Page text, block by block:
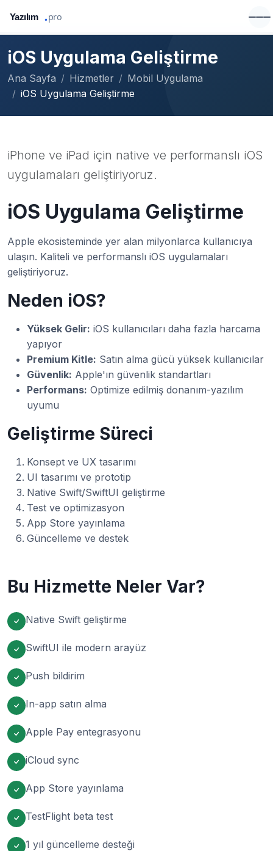
iOS Uygulama Geliştirme
Ana Sayfa Hizmetler
Mobil Uygulama
iOS Uygulama Geliştirme
iPhone ve iPad için native ve performanslı iOS
uygulamaları geliştiriyoruz.
iOS Uygulama Geliştirme
Apple ekosisteminde yer alan milyonlarca kullanıcıya
ulaşın. Kaliteli ve performanslı iOS uygulamaları
geliştiriyoruz.
Neden iOS?
Yüksek Gelir: iOS kullanıcıları daha fazla harcama
yapıyor
Premium Kitle: Satın alma gücü yüksek kullanıcılar
Güvenlik: Apple'ın güvenlik standartları
Performans: Optimize edilmiş donanım-yazılım
uyumu
Geliştirme Süreci
Konsept ve UX tasarımı
UI tasarımı ve prototip
Native Swift/SwiftUI geliştirme
Test ve optimizasyon
App Store yayınlama
Güncelleme ve destek
Bu Hizmette Neler Var?
Native Swift geliştirme
SwiftUI ile modern arayüz
Push bildirim
In-app satın alma
Apple Pay entegrasyonu
iCloud sync
App Store yayınlama
TestFlight beta test
1 yıl güncelleme desteği